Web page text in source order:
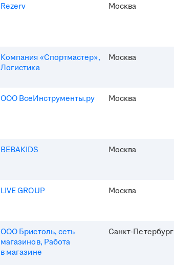
Rezerv Москва
Компания «Спортмастер»,
Логистика
Москва
ООО ВсеИнструменты.ру Москва
BEBAKIDS Москва
LIVE GROUP Москва
ООО Бристоль, сеть
магазинов, Работа
в магазине
Санкт-Петербург